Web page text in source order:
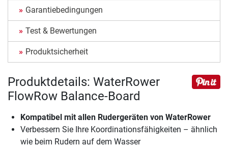
Garantiebedingungen
Test & Bewertungen
Produktsicherheit
Produktdetails: WaterRower
FlowRow Balance-Board
Kompatibel mit allen Rudergeräten von WaterRower
Verbessern Sie Ihre Koordinationsfähigkeiten – ähnlich
wie beim Rudern auf dem Wasser